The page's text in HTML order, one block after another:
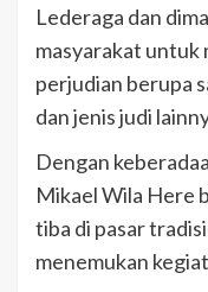
Lederaga dan
masyarakat untuk
perjudian berupa
dan jenis judi
Dengan
Mikael Wila Here
tiba di pasar
menemukan